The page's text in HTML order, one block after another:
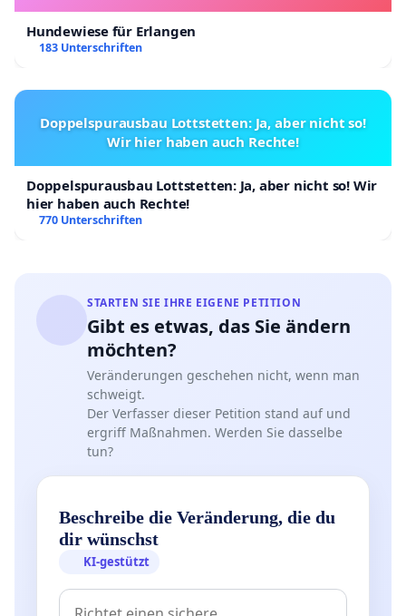
Hundewiese für Erlangen
183 Unterschriften
Doppelspurausbau Lottstetten: Ja, aber nicht so!
Wir hier haben auch Rechte!
Doppelspurausbau Lottstetten: Ja, aber nicht so! Wir
hier haben auch Rechte!
770 Unterschriften
STARTEN SIE IHRE EIGENE PETITION
Gibt es etwas, das Sie ändern
möchten?
Veränderungen geschehen nicht, wenn man
schweigt.
Der Verfasser dieser Petition stand auf und
ergriff Maßnahmen. Werden Sie dasselbe
tun?
Beschreibe die Veränderung, die du
dir wünschst
KI-gestützt